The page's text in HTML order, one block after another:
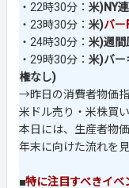
・22時30分： 米)NY
・23時30分： 米)バー
・24時30分： 米)週間
・29時30分： 米)バー
権なし)
→昨日の消費者物価
米ドル売り・米株買
本日には、生産者物
年末に向けた流れを
■特に注目すべきイベ